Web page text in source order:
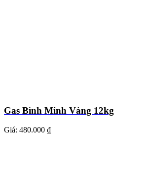
Gas Bình Minh Vàng 12kg
Giá: 480.000 ₫